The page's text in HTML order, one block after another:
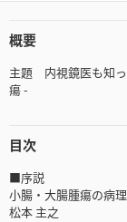
概要
主題 内視鏡医も知
瘍 -
目次
■序説
小腸・大腸腫瘍の病
松本 主之